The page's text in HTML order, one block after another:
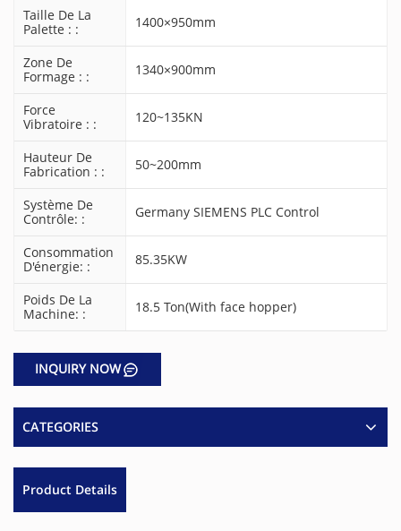
Taille De La
Palette : :
1400×950mm
Zone De
Formage : :
1340×900mm
Force
Vibratoire : :
120~135KN
Hauteur De
Fabrication : :
50~200mm
Système De
Contrôle: :
Germany SIEMENS PLC Control
Consommation
D'énergie: :
85.35KW
Poids De La
Machine: :
18.5 Ton(With face hopper)
INQUIRY NOW
CATEGORIES
Product Details